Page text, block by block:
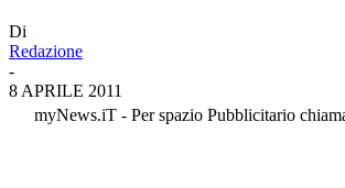
Di
Redazione
-
8 APRILE 2011
myNews.iT - Per spazio Pubblicitario